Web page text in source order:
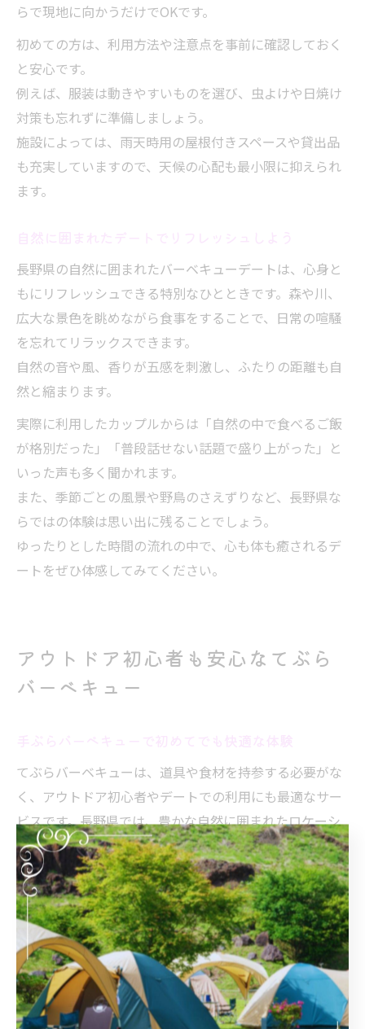
らで現地に向かうだけでOKです。
初めての方は、利用方法や注意点を事前に確認しておく
と安心です。
例えば、服装は動きやすいものを選び、虫よけや日焼け
対策も忘れずに準備しましょう。
施設によっては、雨天時用の屋根付きスペースや貸出品
も充実していますので、天候の心配も最小限に抑えられ
ます。
長野県の自然に囲まれたバーベキューデートは、心身と
もにリフレッシュできる特別なひとときです。森や川、
広大な景色を眺めながら食事をすることで、日常の喧騒
を忘れてリラックスできます。
自然の音や風、香りが五感を刺激し、ふたりの距離も自
然と縮まります。
実際に利用したカップルからは「自然の中で食べるご飯
が格別だった」「普段話せない話題で盛り上がった」と
いった声も多く聞かれます。
また、季節ごとの風景や野鳥のさえずりなど、長野県な
らではの体験は思い出に残ることでしょう。
ゆったりとした時間の流れの中で、心も体も癒されるデ
ートをぜひ体感してみてください。
アウトドア初心者も安心なてぶら
バーベキュー
てぶらバーベキューは、道具や食材を持参する必要がな
く、アウトドア初心者やデートでの利用にも最適なサー
ビスです。長野県では、豊かな自然に囲まれたロケーシ
ョンで気軽にバーベキューが楽しめるため、準備や片付
けの負担が少なく、初めての方でも安心して体験できま
す。
例えば、食材やグリル、テーブルなどがすべて用意され
ている施設が多く、現地に到着したらすぐにバーベキュ
ーを始められるのが魅力です。道具の使い方や火起こし
もスタッフがサポートしてくれることが多いため、不安
なくスタートできます。